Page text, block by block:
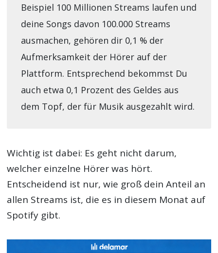
Beispiel 100 Millionen Streams laufen und
deine Songs davon 100.000 Streams
ausmachen, gehören dir 0,1 % der
Aufmerksamkeit der Hörer auf der
Plattform. Entsprechend bekommst Du
auch etwa 0,1 Prozent des Geldes aus
dem Topf, der für Musik ausgezahlt wird.
Wichtig ist dabei: Es geht nicht darum,
welcher einzelne Hörer was hört.
Entscheidend ist nur, wie groß dein Anteil an
allen Streams ist, die es in diesem Monat auf
Spotify gibt.